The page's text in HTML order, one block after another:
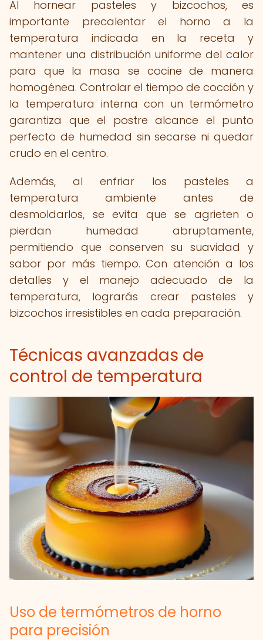
Al hornear pasteles y bizcochos, es
importante precalentar el horno a la
temperatura indicada en la receta y
mantener una distribución uniforme del calor
para que la masa se cocine de manera
homogénea. Controlar el tiempo de cocción y
la temperatura interna con un termómetro
garantiza que el postre alcance el punto
perfecto de humedad sin secarse ni quedar
crudo en el centro.
Además, al enfriar los pasteles a
temperatura ambiente antes de
desmoldarlos, se evita que se agrieten o
pierdan humedad abruptamente,
permitiendo que conserven su suavidad y
sabor por más tiempo. Con atención a los
detalles y el manejo adecuado de la
temperatura, lograrás crear pasteles y
bizcochos irresistibles en cada preparación.
Técnicas avanzadas de
control de temperatura
Uso de termómetros de horno
para precisión